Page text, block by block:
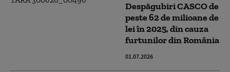
Despăgubiri CASCO de
peste 62 de milioane de
lei în 2025, din cauza
furtunilor din România
01.07.2026